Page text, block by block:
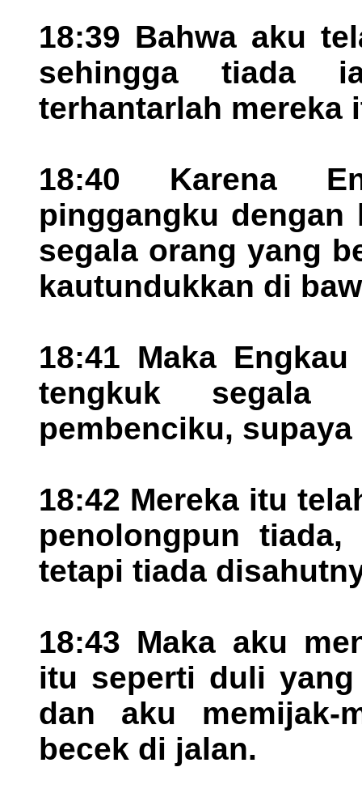
18:39 Bahwa aku
sehingga tiada
terhantarlah mereka
18:40 Karena
pinggangku dengan
segala orang yang
kautundukkan di
18:41 Maka
tengkuk segala
pembenciku,
18:42 Mereka itu
penolongpun tiada,
tetapi tiada
18:43 Maka aku
itu seperti duli
dan aku memijak-
becek di jalan.